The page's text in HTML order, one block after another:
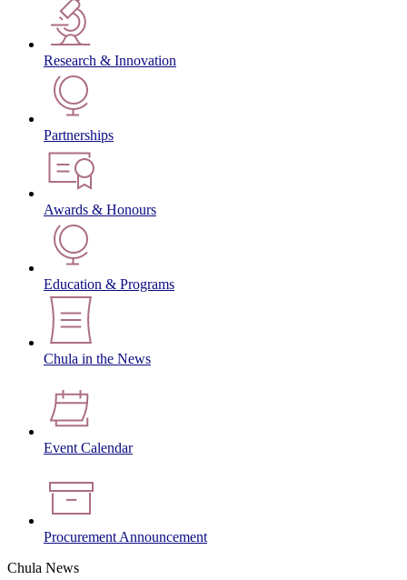
Research & Innovation
Partnerships
Awards & Honours
Education & Programs
Chula in the News
Event Calendar
Procurement Announcement
Chula News